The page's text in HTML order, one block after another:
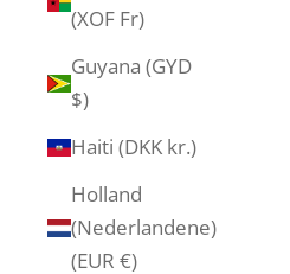
(XOF Fr)
Guyana (GYD
$)
Haiti (DKK kr.)
Holland
(Nederlandene)
(EUR €)